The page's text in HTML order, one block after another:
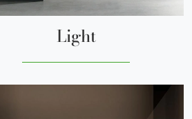
Light